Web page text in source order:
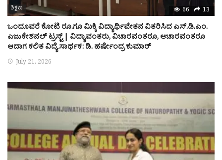
ಶಿಕ್ಷಣ 66 13
ಒಂದೂವರೆ ಕೋಟಿ ರೂ.ಗೂ ಮಿಕ್ಕಿ ವಿದ್ಯಾರ್ಥಿವೇತನ ವಿತರಿಸಿದ ಎಸ್.ಡಿ.ಎಂ.
ಎಜುಕೇಶನಲ್ ಟ್ರಸ್ಟ್ | ವಿದ್ಯಾವಂತರು, ವಿಚಾರವಂತರೂ, ಆಚಾರವಂತರೂ
ಆದಾಗ ಕಲಿತ ವಿದ್ಯೆ ಸಾರ್ಥಕ: ಡಿ. ಹರ್ಷೇಂದ್ರ ಕುಮಾರ್
July 21, 2026